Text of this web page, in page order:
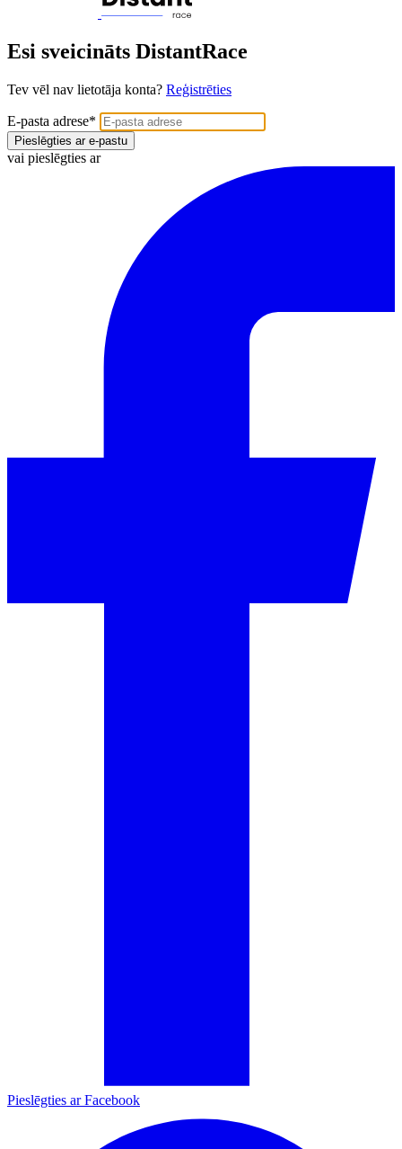
Esi sveicināts DistantRace
Tev vēl nav lietotāja konta? Reģistrēties
E-pasta adrese*
Pieslēgties ar e-pastu
vai pieslēgties ar
Pieslēgties ar Facebook